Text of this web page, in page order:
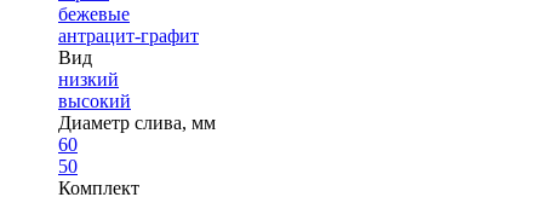
бежевые
антрацит-графит
Вид
низкий
высокий
Диаметр слива, мм
60
50
Комплект